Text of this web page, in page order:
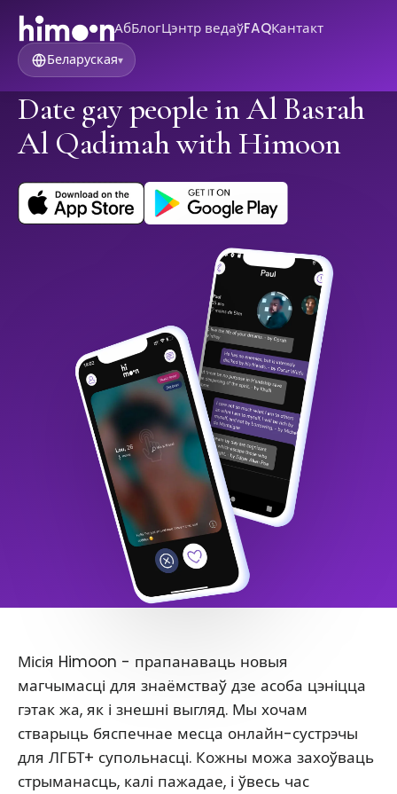
АбБлогЦэнтр ведаўFAQКантакт
Беларуская▾
Date gay people in Al Basrah
Al Qadimah with Himoon
Місія Himoon - прапанаваць новыя
магчымасці для знаёмстваў дзе асоба цэніцца
гэтак жа, як і знешні выгляд. Мы хочам
стварыць бяспечнае месца онлайн-сустрэчы
для ЛГБТ+ супольнасці. Кожны можа захоўваць
стрыманасць, калі пажадае, і ўвесь час